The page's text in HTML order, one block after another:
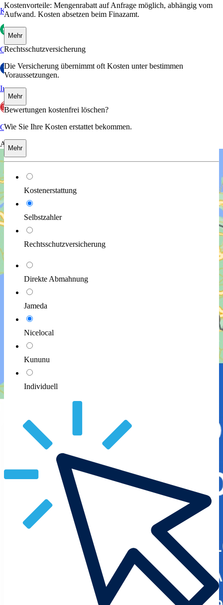
Kununu
Glassdoor
Indeed
GoWork
Aktuelles
Kostenvorteile: Mengenrabatt auf Anfrage möglich, abhängig vom
Aufwand. Kosten absetzen beim Finazamt.
Mehr
Rechtsschutzversicherung
Die Versicherung übernimmt oft Kosten unter bestimmen
Voraussetzungen.
Mehr
Bewertungen kostenfrei löschen?
Wie Sie Ihre Kosten erstattet bekommen.
Mehr
Kostenerstattung
Selbstzahler
Rechtsschutzversicherung
Direkte Abmahnung
Jameda
Nicelocal
Kununu
Individuell